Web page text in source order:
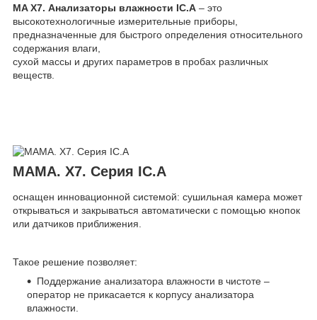
MA X7. Анализаторы влажности IC.A – это
высокотехнологичные измерительные приборы,
предназначенные для быстрого определения относительного
содержания влаги,
сухой массы и других параметров в пробах различных
веществ.
МАМА. Х7. Серия IC.A
оснащен инновационной системой: сушильная камера может
открываться и закрываться автоматически с помощью кнопок
или датчиков приближения.
Такое решение позволяет:
Поддержание анализатора влажности в чистоте –
оператор не прикасается к корпусу анализатора
влажности.